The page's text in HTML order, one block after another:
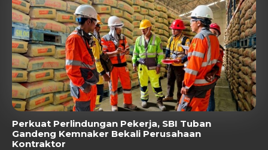
Perkuat Perlindungan Pekerja, SBI Tuban
Gandeng Kemnaker Bekali Perusahaan
Kontraktor